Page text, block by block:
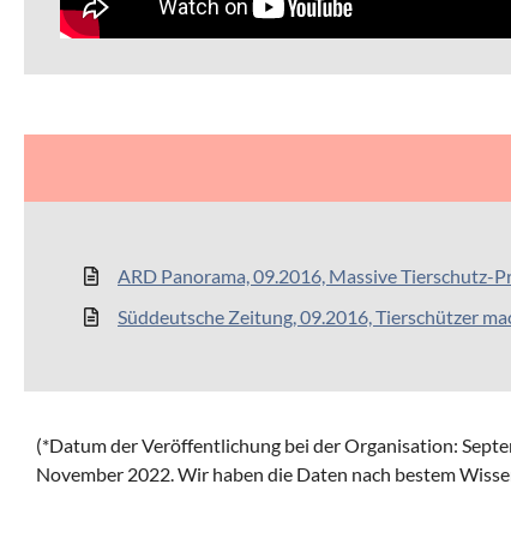
ARD Panorama, 09.2016, Massive Tierschutz-
Süddeutsche Zeitung, 09.2016, Tierschützer
(*Datum der Veröffentlichung bei der Organisation:
November 2022.Wir haben die Daten nach bestem